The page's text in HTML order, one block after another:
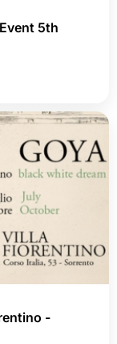
5th
-